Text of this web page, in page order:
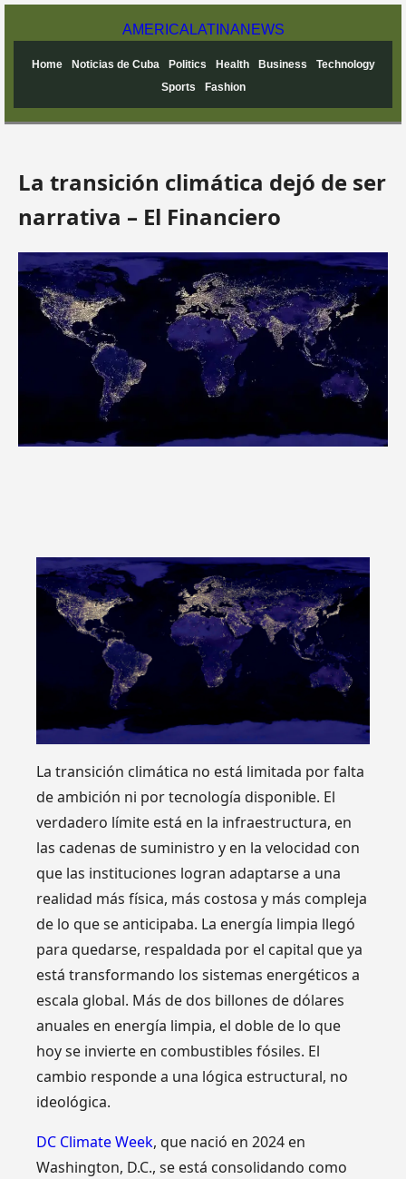
AMERICA LATINANEWS
Home Noticias de Cuba Politics Health Business
Technology
Sports
Fashion
La transición climática dejó de ser
narrativa – El Financiero
La transición climática no está limitada por falta
de ambición ni por tecnología disponible. El
verdadero límite está en la infraestructura, en
las cadenas de suministro y en la velocidad con
que las instituciones logran adaptarse a una
realidad más física, más costosa y más compleja
de lo que se anticipaba. La energía limpia llegó
para quedarse, respaldada por el capital que ya
está transformando los sistemas energéticos a
escala global. Más de dos billones de dólares
anuales en energía limpia, el doble de lo que
hoy se invierte en combustibles fósiles. El
cambio responde a una lógica estructural, no
ideológica.
DC Climate Week, que nació en 2024 en
Washington, D.C., se está consolidando como